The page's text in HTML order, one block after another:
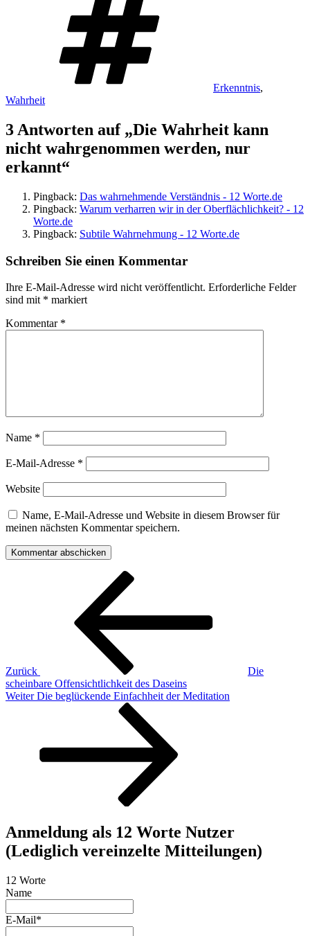
Erkenntnis,
Wahrheit
3 Antworten auf „Die Wahrheit kann
nicht wahrgenommen werden, nur
erkannt“
Pingback: Das wahrnehmende Verständnis - 12 Worte.de
Pingback: Warum verharren wir in der Oberflächlichkeit? - 12
Worte.de
Pingback: Subtile Wahrnehmung - 12 Worte.de
Schreiben Sie einen Kommentar
Ihre E-Mail-Adresse wird nicht veröffentlicht. Erforderliche Felder
sind mit * markiert
Kommentar *
Name *
E-Mail-Adresse *
Website
Name, E-Mail-Adresse und Website in diesem Browser für
meinen nächsten Kommentar speichern.
Beitragsnavigation
Zurück
Die
scheinbare Offensichtlichkeit des Daseins
Nächster
Weiter Die beglückende Einfachheit der Meditation
Anmeldung als 12 Worte Nutzer
(Lediglich vereinzelte Mitteilungen)
12 Worte
Name
E-Mail*